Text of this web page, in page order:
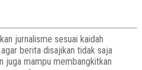
jurnalisme sesuai kaidah
berita disajikan tidak saja
juga mampu membangkitkan